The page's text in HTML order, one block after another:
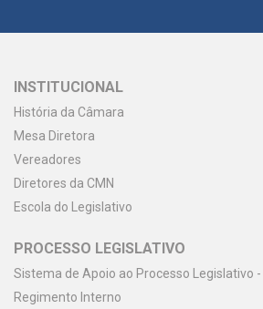
INSTITUCIONAL
História da Câmara
Mesa Diretora
Vereadores
Diretores da CMN
Escola do Legislativo
PROCESSO LEGISLATIVO
Sistema de Apoio ao Processo Legislativo -
Regimento Interno